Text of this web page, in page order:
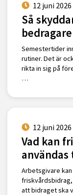
12 juni 2026
Så
Semestertider
rutiner. Det är
rikta in sig på
…
12 juni 2026
Vad kan
användas
Arbetsgivare
att bidraget ska